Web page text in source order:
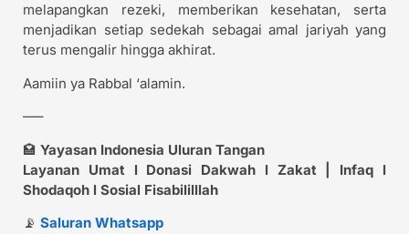
melapangkan rezeki, memberikan kesehatan, serta
menjadikan setiap sedekah sebagai amal jariyah yang
terus mengalir hingga akhirat.
Aamiin ya Rabbal ‘alamin.
—–
🏩 Yayasan Indonesia Uluran Tangan
Layanan Umat l Donasi Dakwah l Zakat | Infaq l
Shodaqoh l Sosial Fisabililllah
📡 Saluran Whatsapp